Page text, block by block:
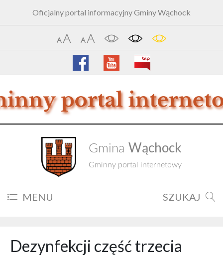
Oficjalny portal informacyjny Gminy Wąchock
Gmina Wąchock
Gminny portal internetowy
MENU SZUKAJ
Dezynfekcji część trzecia